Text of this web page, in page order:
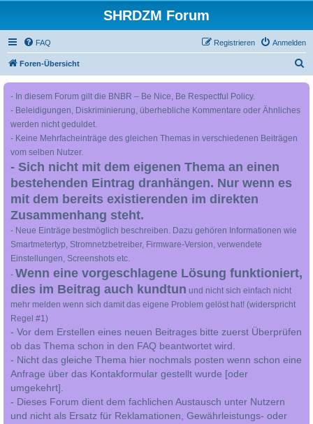
SHRDZM Forum
FAQ Anmelden
Registrieren
Foren-Übersicht
- In diesem Forum gilt die BNBR – Be Nice, Be Respectful Policy.
- Beleidigungen, Diskriminierung, überhebliche Kommentare oder Ähnliches
werden nicht geduldet.
- Keine Mehrfacheinträge des gleichen Themas in verschiedenen Beiträgen
vom selben Nutzer.
- Sich nicht mit dem eigenen Thema an einen
bestehenden Eintrag dranhängen. Nur wenn es
mit dem bereits existierenden im direkten
Zusammenhang steht.
- Neue Einträge bestmöglich beschreiben. Dazu gehören Informationen wie
Smartmetertyp, Stromnetzbetreiber, Firmware-Version, verwendete
Einstellungen, Screenshots etc.
- Wenn eine vorgeschlagene Lösung funktioniert,
dies im Beitrag auch kundtun und nicht sich einfach nicht
mehr melden wenn sich damit das eigene Problem gelöst hat! (widerspricht
Regel #1)
- Vor dem Erstellen eines neuen Beitrages bitte zuerst Überprüfen
ob das Thema schon in den FAQ beantwortet wird.
- Nicht das gleiche Thema hier nochmals posten wenn schon eine
Anfrage über das Kontakformular gestellt wurde [oder
umgekehrt].
- Dieses Forum dient dem fachlichen Austausch unter Nutzern
und nicht als Ersatz für Reklamationen, Gewährleistungs- oder